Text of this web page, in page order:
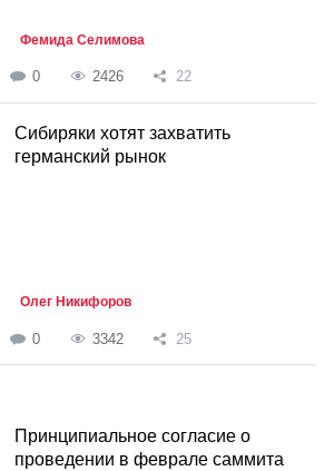
Фемида Селимова
0 2426 22
Сибиряки хотят захватить
германский рынок
Олег Никифоров
0 3342 25
Принципиальное согласие о
проведении в феврале саммита